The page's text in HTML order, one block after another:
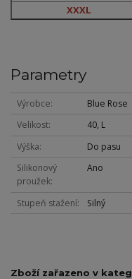
XXXL
Parametry
Výrobce
Blue Rose
Velikost
40, L
Výška
Do pasu
Silikonový
proužek
Ano
Stupeň stažení Silný
Zboží zařazeno v